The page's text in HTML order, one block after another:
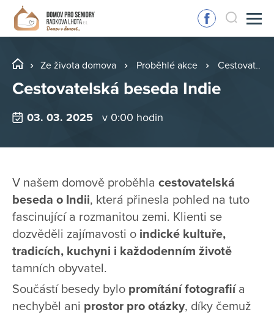
Ze života domova Proběhlé akce Cestovatelská beseda Indie
Cestovatelská beseda Indie
03. 03. 2025 v 0:00 hodin
V našem domově proběhla cestovatelská
beseda o Indii, která přinesla pohled na tuto
fascinující a rozmanitou zemi. Klienti se
dozvěděli zajímavosti o indické kultuře,
tradicích, kuchyni i každodenním životě
tamních obyvatel.
Součástí besedy bylo promítání fotografiía
nechyběl ani prostor pro otázky, díky čemuž